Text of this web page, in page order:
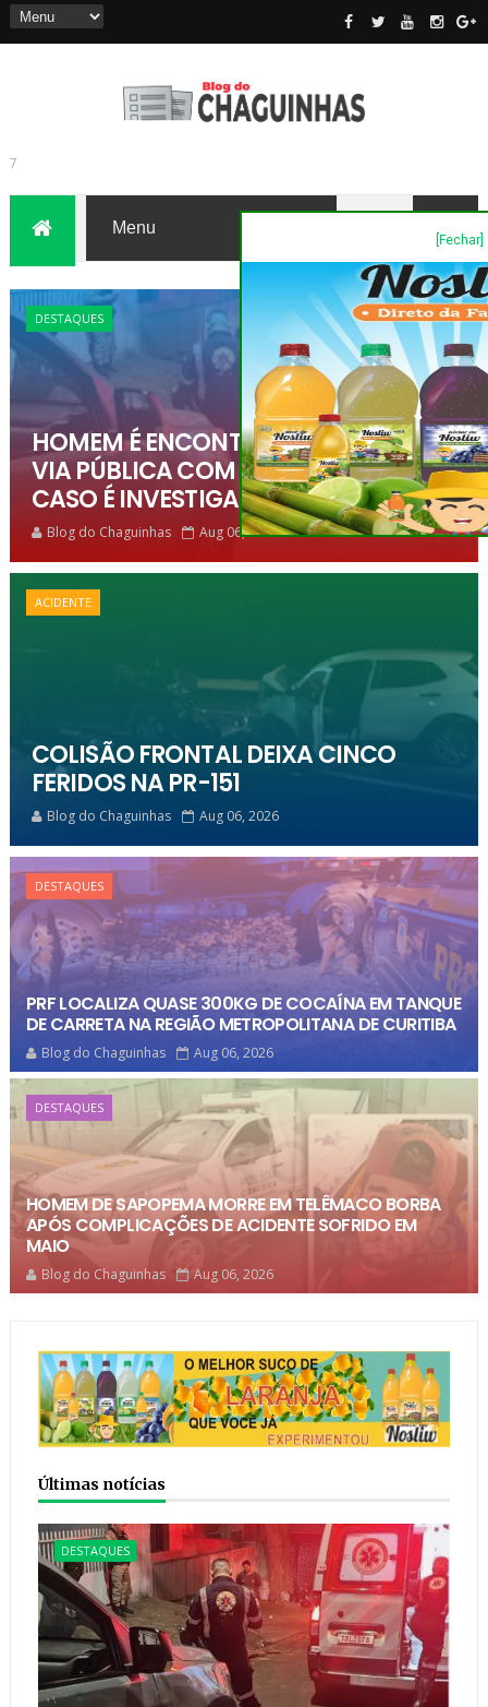
7
DESTAQUES
HOMEM É ENCONTRADO MORTO EM
VIA PÚBLICA COM FERIMENTOS E
CASO É INVESTIGADO
Blog do Chaguinhas Aug 06, 2026
ACIDENTE
COLISÃO FRONTAL DEIXA CINCO
FERIDOS NA PR-151
Blog do Chaguinhas Aug 06, 2026
DESTAQUES
PRF LOCALIZA QUASE 300KG DE COCAÍNA EM TANQUE
DE CARRETA NA REGIÃO METROPOLITANA DE CURITIBA
Blog do Chaguinhas Aug 06, 2026
DESTAQUES
HOMEM DE SAPOPEMA MORRE EM TELÊMACO BORBA
APÓS COMPLICAÇÕES DE ACIDENTE SOFRIDO EM
MAIO
Blog do Chaguinhas Aug 06, 2026
Últimas notícias
DESTAQUES